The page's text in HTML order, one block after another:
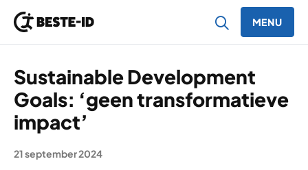
MENU
Sustainable Development
Goals: ‘geen transformatieve
impact’
21 september 2024